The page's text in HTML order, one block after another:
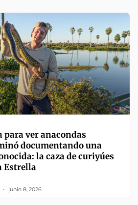
para ver anacondas
documentando una
la caza de curiyúes
Estrella
junio 8, 2026